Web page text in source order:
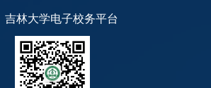
吉林大学电子校务平台